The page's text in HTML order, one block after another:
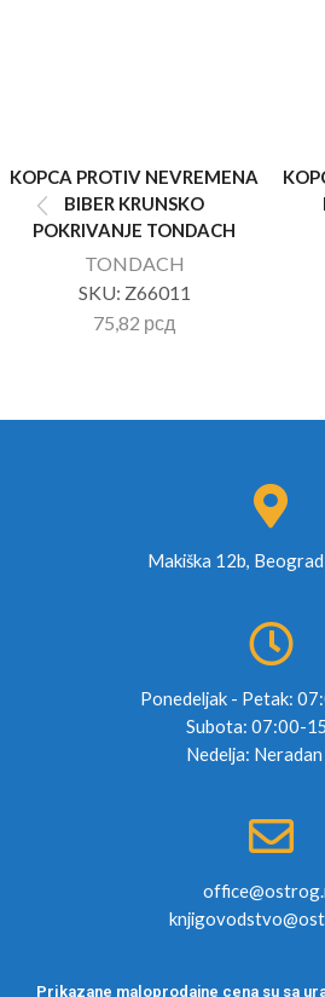
KOPCA PROTIV NEVREMENA
BIBER KRUNSKO
POKRIVANJE TONDACH
TONDACH
SKU: Z66011
75,82 рсд
Makiška 12b,
Ponedeljak - Petak:
Subota: 07:00-
Nedelja: Neradan
Prikazane maloprodajne cena su sa